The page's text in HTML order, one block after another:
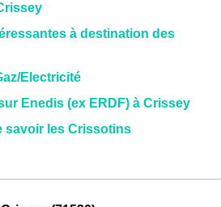
à destination des
Electricité
Enedis (ex ERDF) à Crissey
savoir les Crissotins